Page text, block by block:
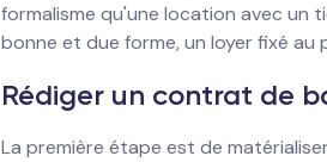
formalisme qu'une location avec un
bonne et due forme, un loyer fixé au
Rédiger un contrat de
La première étape est de